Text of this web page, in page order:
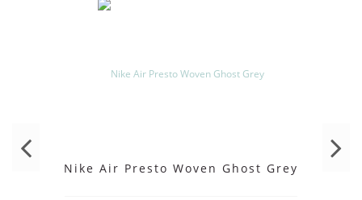
Nike Air Presto Woven Ghost Grey